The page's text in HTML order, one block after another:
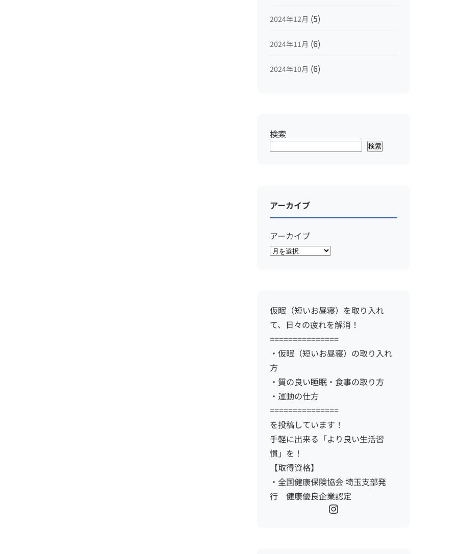
2024年12月 (5)
2024年11月 (6)
2024年10月 (6)
検索
検索
アーカイブ
アーカイブ
仮眠（短いお昼寝）を取り入れ
て、日々の疲れを解消！
===============
・仮眠（短いお昼寝）の取り入れ
方
・質の良い睡眠・食事の取り方
・運動の仕方
===============
を投稿しています！
手軽に出来る「より良い生活習
慣」を！
【取得資格】
・全国健康保険協会 埼玉支部発
行 健康優良企業認定
Instagram